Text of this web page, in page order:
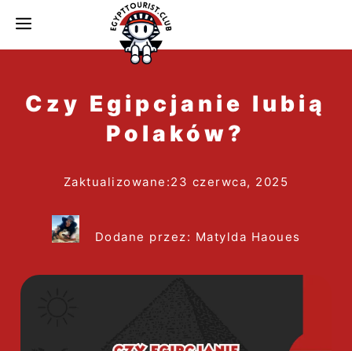
MENU
Czy Egipcjanie lubią
Polaków?
Zaktualizowane:23 czerwca, 2025
Dodane przez: Matylda Haoues